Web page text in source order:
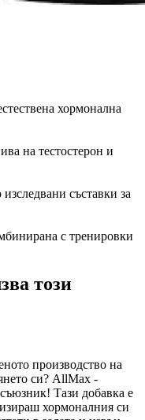
хормонална
на тестостерон и
съставки за
с тренировки
този
производство на
си? AllMax -
Тази добавка е
хормоналния си